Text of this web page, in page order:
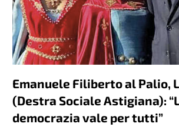
Emanuele Filiberto al Palio,
(Destra Sociale Astigiana):
democrazia vale per tutti”